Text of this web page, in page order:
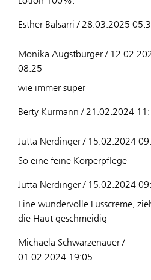
Esther Balsarri / 28.03.2025
Monika Augstburger /
08:25
wie immer super
Berty Kurmann / 21.02.2024
Jutta Nerdinger / 15.02.2024
So eine feine Körperpflege
Jutta Nerdinger / 15.02.2024
Eine wundervolle Fusscreme,
die Haut geschmeidig
Michaela Schwarzenauer /
01.02.2024 19:05